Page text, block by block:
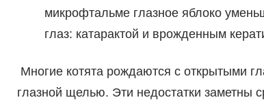
микрофтальме глазное яблоко
глаз: катарактой и врожденным
Многие котята рождаются с открытыми
глазной щелью. Эти недостатки заметны